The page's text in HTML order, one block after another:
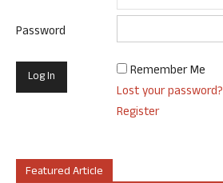
Password
Remember Me
Lost your password?
Register
Featured Article